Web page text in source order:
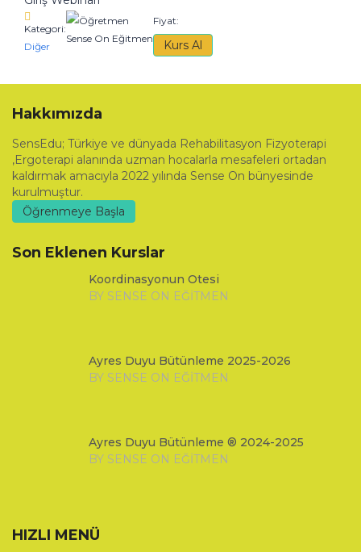
Kategori:
Diğer
Öğretmen
Sense On Eğitmen
Fiyat:
Kurs Al
Hakkımızda
SensEdu; Türkiye ve dünyada Rehabilitasyon Fizyoterapi
,Ergoterapi alanında uzman hocalarla mesafeleri ortadan
kaldırmak amacıyla 2022 yılında Sense On bünyesinde
kurulmuştur.
Öğrenmeye Başla
Son Eklenen Kurslar
Koordinasyonun Ötesi
BY SENSE ON EĞITMEN
Ayres Duyu Bütünleme 2025-2026
BY SENSE ON EĞITMEN
Ayres Duyu Bütünleme ® 2024-2025
BY SENSE ON EĞITMEN
HIZLI MENÜ